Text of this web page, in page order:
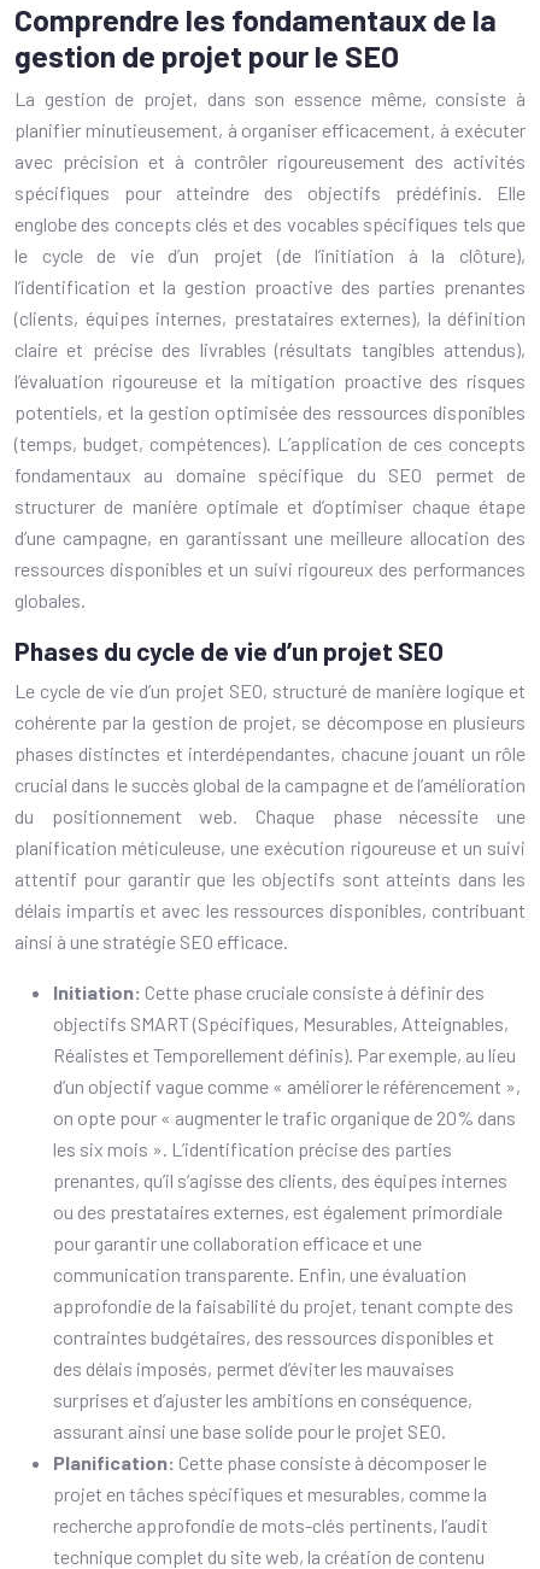
Comprendre les fondamentaux de la
gestion de projet pour le SEO
La gestion de projet, dans son essence même, consiste à
planifier minutieusement, à organiser efficacement, à exécuter
avec précision et à contrôler rigoureusement des activités
spécifiques pour atteindre des objectifs prédéfinis. Elle
englobe des concepts clés et des vocables spécifiques tels que
le cycle de vie d’un projet (de l’initiation à la clôture),
l’identification et la gestion proactive des parties prenantes
(clients, équipes internes, prestataires externes), la définition
claire et précise des livrables (résultats tangibles attendus),
l’évaluation rigoureuse et la mitigation proactive des risques
potentiels, et la gestion optimisée des ressources disponibles
(temps, budget, compétences). L’application de ces concepts
fondamentaux au domaine spécifique du SEO permet de
structurer de manière optimale et d’optimiser chaque étape
d’une campagne, en garantissant une meilleure allocation des
ressources disponibles et un suivi rigoureux des performances
globales.
Phases du cycle de vie d’un projet SEO
Le cycle de vie d’un projet SEO, structuré de manière logique et
cohérente par la gestion de projet, se décompose en plusieurs
phases distinctes et interdépendantes, chacune jouant un rôle
crucial dans le succès global de la campagne et de l’amélioration
du positionnement web. Chaque phase nécessite une
planification méticuleuse, une exécution rigoureuse et un suivi
attentif pour garantir que les objectifs sont atteints dans les
délais impartis et avec les ressources disponibles, contribuant
ainsi à une stratégie SEO efficace.
Initiation: Cette phase cruciale consiste à définir des
objectifs SMART (Spécifiques, Mesurables, Atteignables,
Réalistes et Temporellement définis). Par exemple, au lieu
d’un objectif vague comme « améliorer le référencement »,
on opte pour « augmenter le trafic organique de 20% dans
les six mois ». L’identification précise des parties
prenantes, qu’il s’agisse des clients, des équipes internes
ou des prestataires externes, est également primordiale
pour garantir une collaboration efficace et une
communication transparente. Enfin, une évaluation
approfondie de la faisabilité du projet, tenant compte des
contraintes budgétaires, des ressources disponibles et
des délais imposés, permet d’éviter les mauvaises
surprises et d’ajuster les ambitions en conséquence,
assurant ainsi une base solide pour le projet SEO.
Planification: Cette phase consiste à décomposer le
projet en tâches spécifiques et mesurables, comme la
recherche approfondie de mots-clés pertinents, l’audit
technique complet du site web, la création de contenu